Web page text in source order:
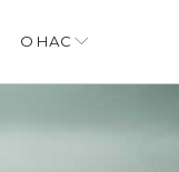
О НАС